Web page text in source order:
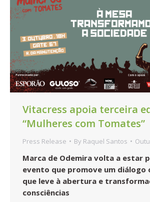
Vitacress apoia terceira
“Mulheres com Tomates”
Press Release By Raquel Santos
Marca de Odemira volta a estar
evento que promove um diálogo
que leve à abertura e
consciências